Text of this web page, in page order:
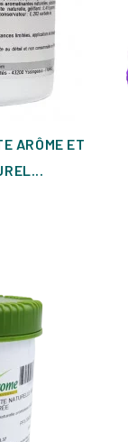
ARÔME ET